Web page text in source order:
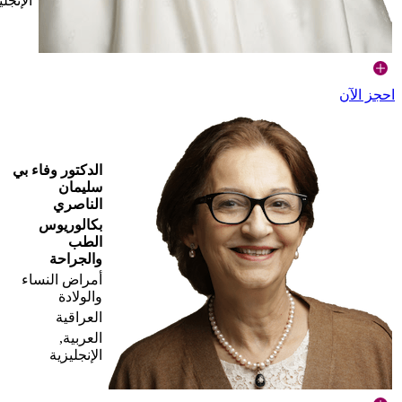
احجز الآن
الدكتور وفاء بي
سليمان
الناصري
بكالوريوس
الطب
والجراحة
أمراض النساء
والولادة
العراقية
العربية,
الإنجليزية